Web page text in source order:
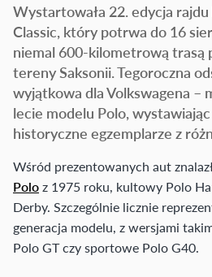
Wystartowała 22. edycja
Classic, który potrwa do 16
niemal 600-kilometrową trasą
tereny Saksonii. Tegoroczna
wyjątkowa dla Volkswagena –
lecie modelu Polo,
historyczne egzemplarze z
Wśród prezentowanych aut
Poloz 1975 roku, kultowy Polo
Derby. Szczególnie licznie
generacja modelu, z wersjami
Polo GT czy sportowe Polo G40.